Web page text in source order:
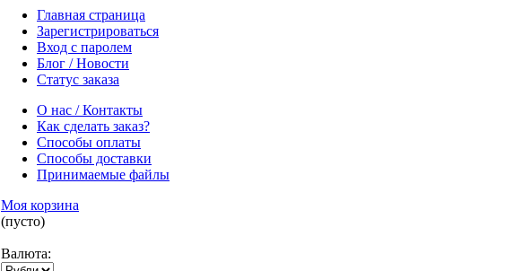
Главная страница
Зарегистрироваться
Вход с паролем
Блог / Новости
Статус заказа
О нас / Контакты
Как сделать заказ?
Способы оплаты
Способы доставки
Принимаемые файлы
Моя корзина
(пусто)
Валюта: